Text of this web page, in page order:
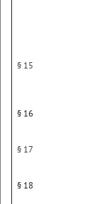
§ 15
§ 16
§ 17
§ 18